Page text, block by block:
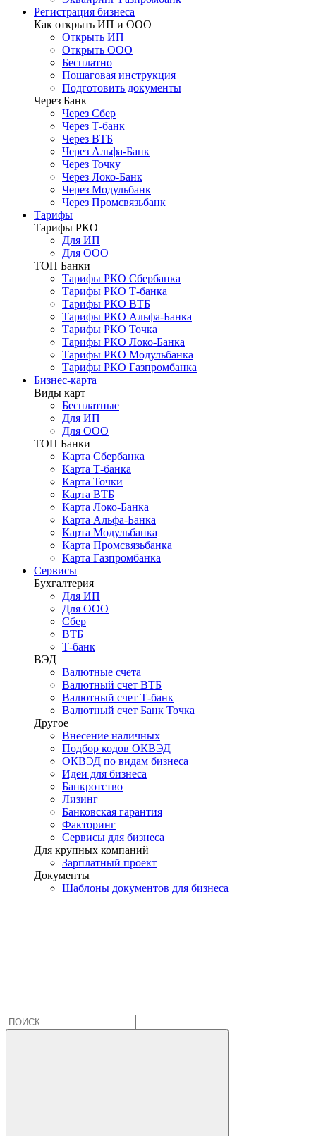
Регистрация бизнеса
Как открыть ИП и ООО
Открыть ИП
Открыть ООО
Бесплатно
Пошаговая инструкция
Подготовить документы
Через Банк
Через Сбер
Через Т-банк
Через ВТБ
Через Альфа-Банк
Через Точку
Через Локо-Банк
Через Модульбанк
Через Промсвязьбанк
Тарифы
Тарифы РКО
Для ИП
Для ООО
ТОП Банки
Тарифы РКО Сбербанка
Тарифы РКО Т-банка
Тарифы РКО ВТБ
Тарифы РКО Альфа-Банка
Тарифы РКО Точка
Тарифы РКО Локо-Банка
Тарифы РКО Модульбанка
Тарифы РКО Газпромбанка
Бизнес-карта
Виды карт
Бесплатные
Для ИП
Для ООО
ТОП Банки
Карта Сбербанка
Карта Т-банка
Карта Точки
Карта ВТБ
Карта Локо-Банка
Карта Альфа-Банка
Карта Модульбанка
Карта Промсвязьбанка
Карта Газпромбанка
Сервисы
Бухгалтерия
Для ИП
Для ООО
Сбер
ВТБ
Т-банк
ВЭД
Валютные счета
Валютный счет ВТБ
Валютный счет Т-банк
Валютный счет Банк Точка
Другое
Внесение наличных
Подбор кодов ОКВЭД
ОКВЭД по видам бизнеса
Идеи для бизнеса
Банкротство
Лизинг
Банковская гарантия
Факторинг
Сервисы для бизнеса
Для крупных компаний
Зарплатный проект
Документы
Шаблоны документов для бизнеса